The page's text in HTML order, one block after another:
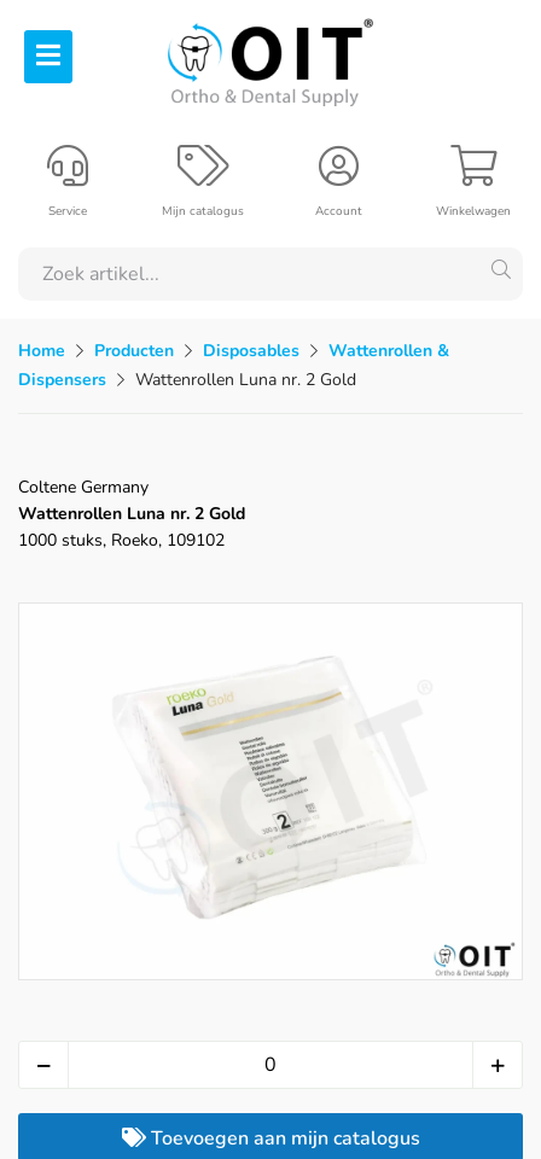
Winkelwagen
Account
Mijn catalogus
Service
Home Producten Disposables
Wattenrollen &
Dispensers
Wattenrollen Luna nr. 2 Gold
Coltene Germany
Wattenrollen Luna nr. 2 Gold
1000 stuks, Roeko, 109102
Toevoegen aan mijn catalogus